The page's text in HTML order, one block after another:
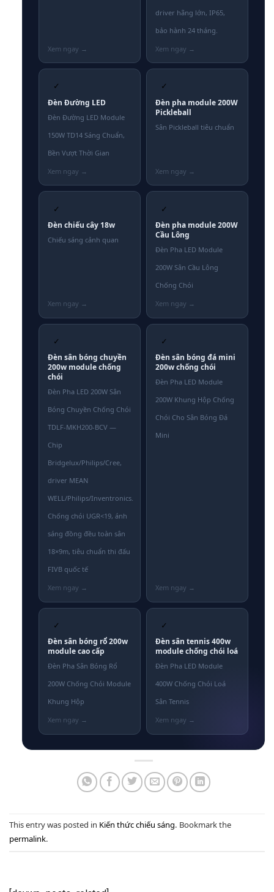
driver hãng lớn, IP65,
bảo hành 24 tháng.
✓
Đèn Đường LED
Đèn Đường LED Module
150W TD14 Sáng Chuẩn,
Bền Vượt Thời Gian
✓
Đèn pha module 200W
Pickleball
Sân Pickleball tiêu chuẩn
✓
Đèn chiếu cây 18w
Chiếu sáng cảnh quan
✓
Đèn pha module 200W
Cầu Lông
Đèn Pha LED Module
200W Sân Cầu Lông
Chống Chói
✓
Đèn sân bóng chuyền
200w module chống
chói
Đèn Pha LED 200W Sân
Bóng Chuyền Chống Chói
TDLF-MKH200-BCV —
Chip
Bridgelux/Philips/Cree,
driver MEAN
WELL/Philips/Inventronics.
Chống chói UGR<19, ánh
sáng đồng đều toàn sân
18×9m, tiêu chuẩn thi đấu
FIVB quốc tế
✓
Đèn sân bóng đá mini
200w chống chói
Đèn Pha LED Module
200W Khung Hộp Chống
Chói Cho Sân Bóng Đá
Mini
✓
Đèn sân bóng rổ 200w
module cao cấp
Đèn Pha Sân Bóng Rổ
200W Chống Chói Module
Khung Hộp
✓
Đèn sân tennis 400w
module chống chói loá
Đèn Pha LED Module
400W Chống Chói Loá
Sân Tennis
This entry was posted in Kiến thức chiếu sáng. Bookmark the
permalink.